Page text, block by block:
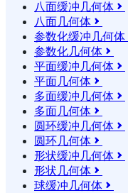
八面缓冲几何体 
八面几何体 
参数化缓冲几何体
参数化几何体 
平面缓冲几何体 
平面几何体 
多面缓冲几何体 
多面几何体 
圆环缓冲几何体 
圆环几何体 
形状缓冲几何体 
形状几何体 
球缓冲几何体 